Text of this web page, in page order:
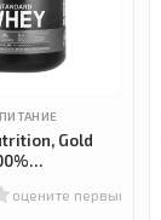
Gold
2.27кг
оцените первым